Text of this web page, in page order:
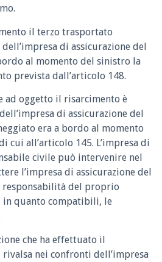
il terzo trasportato
di assicurazione del
al momento del sinistro la
prevista dall’articolo 148.
ad oggetto il risarcimento è
di assicurazione del
era a bordo al momento
cui all’articolo 145. L’impresa di
civile può intervenire nel
l’impresa di assicurazione del
responsabilità del proprio
in quanto compatibili, le
che ha effettuato il
nei confronti dell’impresa